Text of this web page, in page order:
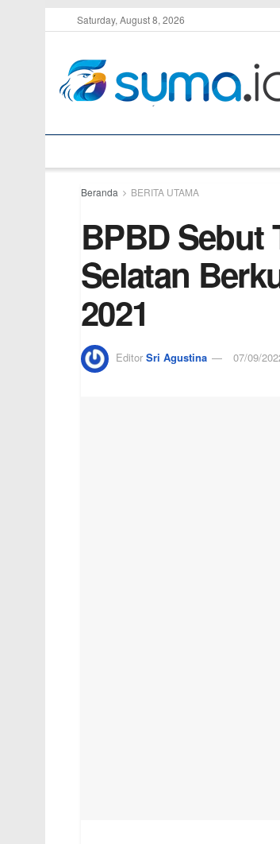
Saturday, August 8, 2026
Beranda BERITA UTAMA
BPBD Sebut
Selatan
2021
Editor Sri Agustina 07/09/